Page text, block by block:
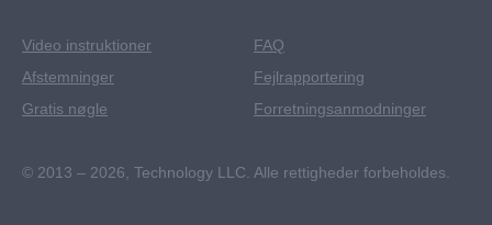
Video instruktioner
Afstemninger
Gratis nøgle
FAQ
Fejlrapportering
Forretningsanmodninger
© 2013 – 2026, Technology LLC. Alle rettigheder forbeholdes.